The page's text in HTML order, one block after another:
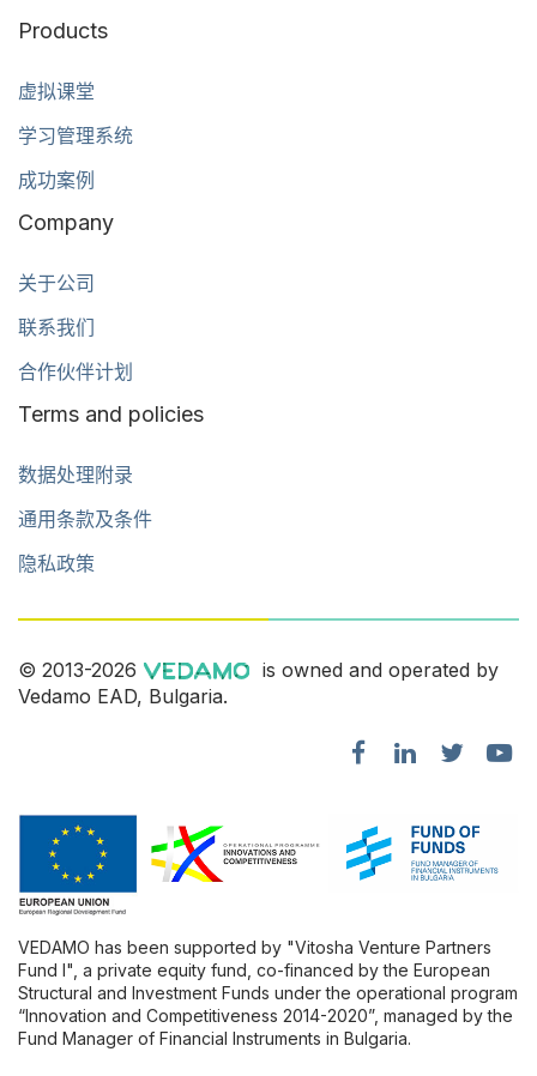
Products
虚拟课堂
学习管理系统
成功案例
Company
关于公司
联系我们
合作伙伴计划
Terms and policies
数据处理附录
通用条款及条件
隐私政策
© 2013-2026
is owned and operated by
Vedamo EAD, Bulgaria.
VEDAMO has been supported by "Vitosha Venture Partners
Fund l", a private equity fund, co-financed by the European
Structural and Investment Funds under the operational program
“Innovation and Competitiveness 2014-2020”, managed by the
Fund Manager of Financial Instruments in Bulgaria.